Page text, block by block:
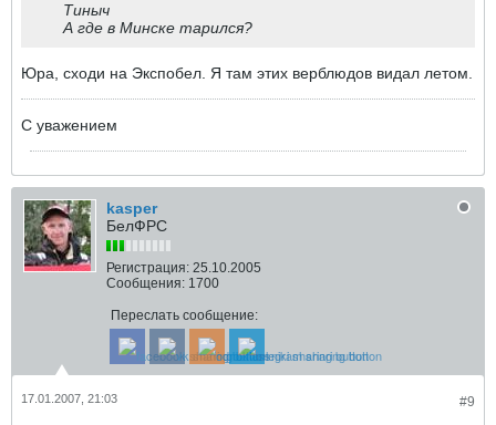
Тиныч
А где в Минске тарился?
Юра, сходи на Экспобел. Я там этих верблюдов видал летом.
С уважением
kasper
БелФРС
Регистрация: 25.10.2005
Сообщения: 1700
Переслать сообщение:
#9
17.01.2007, 21:03